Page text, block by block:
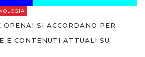
OPENAI SI ACCORDANO PER
E CONTENUTI ATTUALI SU